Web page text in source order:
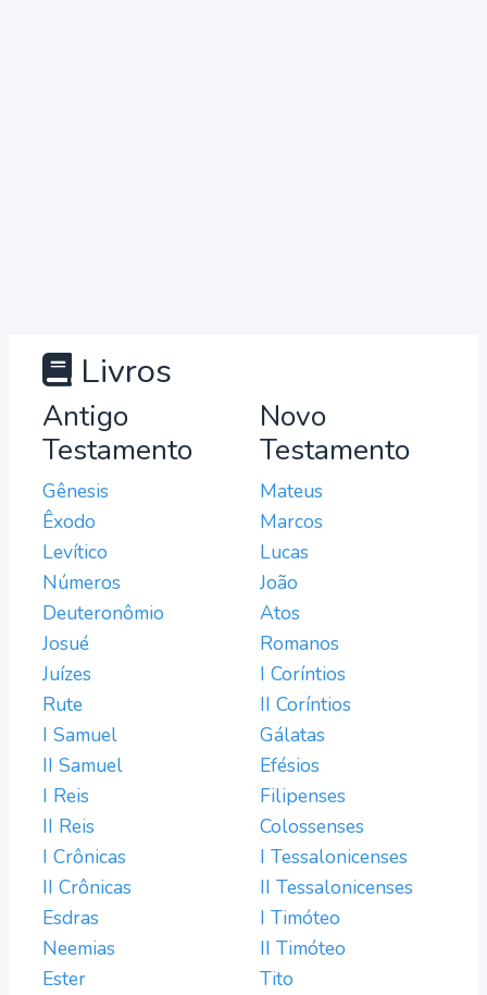
Livros
Antigo
Testamento
Gênesis
Êxodo
Levítico
Números
Deuteronômio
Josué
Juízes
Rute
I Samuel
II Samuel
I Reis
II Reis
I Crônicas
II Crônicas
Esdras
Neemias
Ester
Novo
Testamento
Mateus
Marcos
Lucas
João
Atos
Romanos
I Coríntios
II Coríntios
Gálatas
Efésios
Filipenses
Colossenses
I Tessalonicenses
II Tessalonicenses
I Timóteo
II Timóteo
Tito